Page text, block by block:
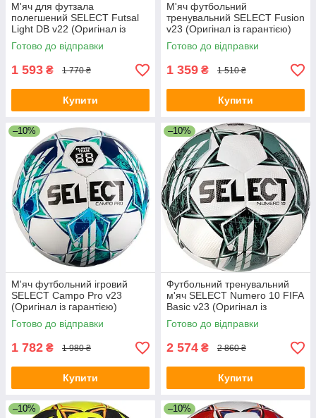
М'яч для футзала
полегшений SELECT Futsal
Light DB v22 (Оригінал із
гарантією)
Готово до відправки
1 593 ₴ 1 770 ₴
Купити
М'яч футбольний
тренувальний SELECT Fusion
v23 (Оригінал із гарантією)
Готово до відправки
1 359 ₴ 1 510 ₴
Купити
–10%
М'яч футбольний ігровий
SELECT Campo Pro v23
(Оригінал із гарантією)
Готово до відправки
1 782 ₴ 1 980 ₴
Купити
–10%
Футбольний тренувальний
м'яч SELECT Numero 10 FIFA
Basic v23 (Оригінал із
гарантією)
Готово до відправки
2 574 ₴ 2 860 ₴
Купити
–10% –10%